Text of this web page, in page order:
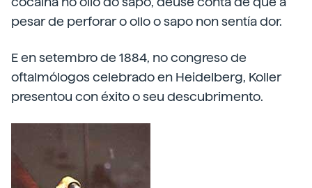
pesar de perforar o ollo o sapo non sentía dor.
E en setembro de 1884, no congreso de
oftalmólogos celebrado en Heidelberg, Koller
presentou con éxito o seu descubrimento.